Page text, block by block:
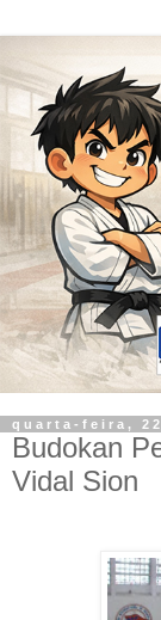
quarta-feira,
Budokan
Vidal Sion